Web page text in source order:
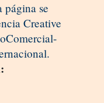
página se
Creative